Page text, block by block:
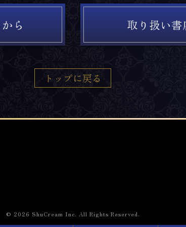
ら 取り扱い
トップに戻る
© 2026 ShuCream Inc. All Rights Reserved.